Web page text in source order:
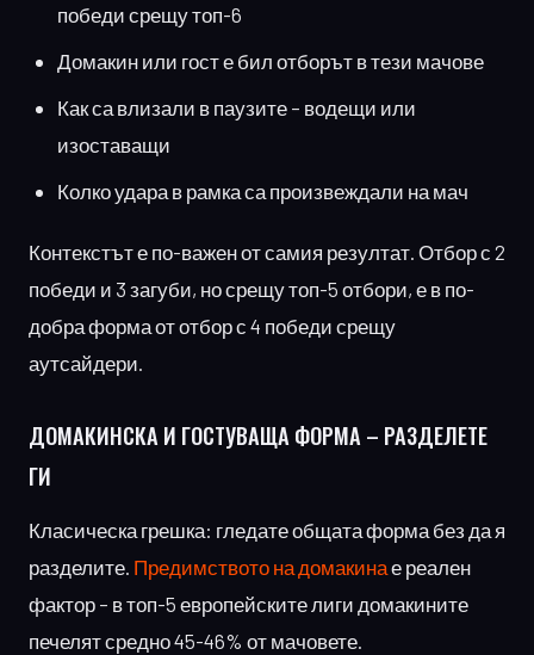
победи срещу топ-6
Домакин или гост е бил отборът в тези мачове
Как са влизали в паузите – водещи или
изоставащи
Колко удара в рамка са произвеждали на мач
Контекстът е по-важен от самия резултат. Отбор с 2
победи и 3 загуби, но срещу топ-5 отбори, е в по-
добра форма от отбор с 4 победи срещу
аутсайдери.
ДОМАКИНСКА И ГОСТУВАЩАФОРМА – РАЗДЕЛЕТЕ
ГИ
Класическа грешка: гледате общата форма без да я
разделите. Предимството на домакинае реален
фактор – в топ-5 европейските лиги домакините
печелят средно 45-46% от мачовете.